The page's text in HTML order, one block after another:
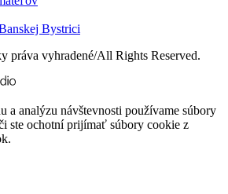
Bystrici
vyhradené/All Rights Reserved.
a analýzu návštevnosti používame súbory
ste ochotní prijímať súbory cookie z